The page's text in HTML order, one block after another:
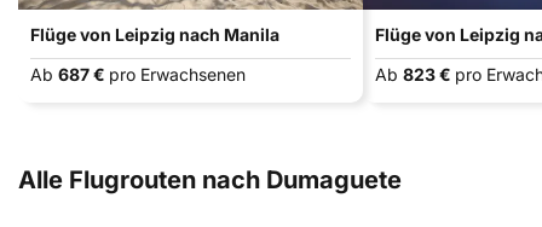
Flüge von Leipzig nach Manila
Ab 687 € pro Erwachsenen
Flüge von Leipzig
Ab 823 € pro
Alle Flugrouten nach Dumaguete